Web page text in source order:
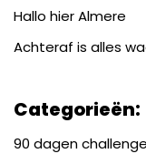
Hallo hier Almere
Achteraf is alles
Categorieën:
90 dagen challenge